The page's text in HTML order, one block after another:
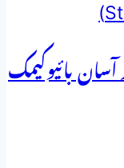
بائیوکیمک